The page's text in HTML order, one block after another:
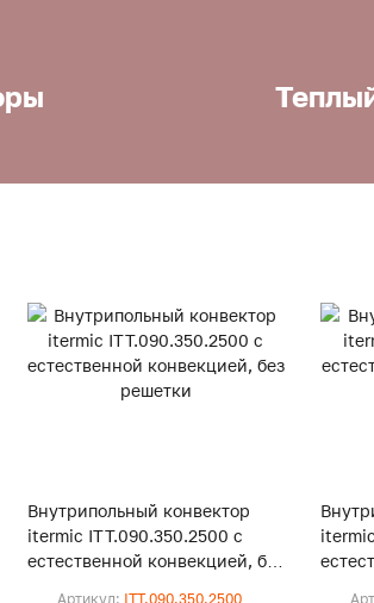
Внутрипольный конвектор
itermic ITT.090.350.2500 с
естественной конвекцией, без
Артикул: ITT.090.350.2500